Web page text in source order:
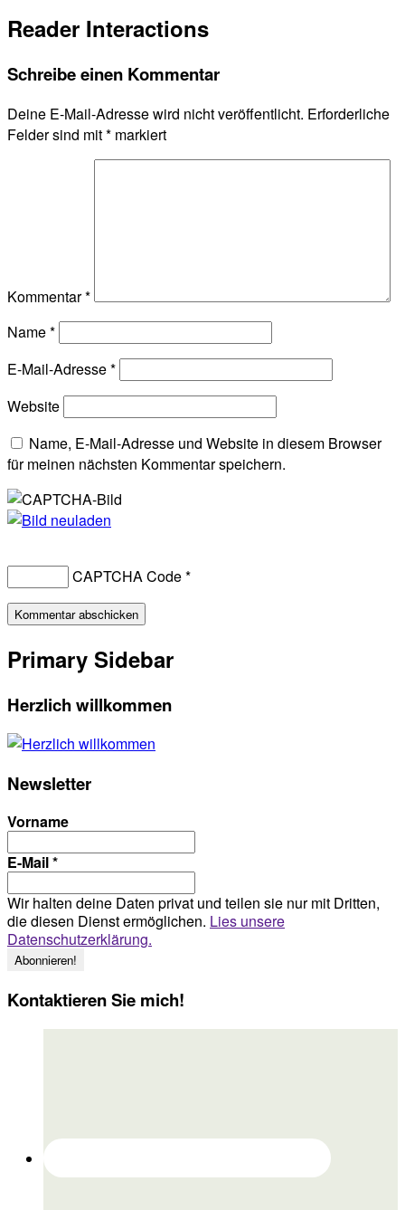
Reader Interactions
Schreibe einen Kommentar
Deine E-Mail-Adresse wird nicht veröffentlicht. Erforderliche
Felder sind mit* markiert
Kommentar*
Name*
E-Mail-Adresse*
Website
Name, E-Mail-Adresse und Website in diesem Browser
für meinen nächsten Kommentar speichern.
CAPTCHA Code*
Primary Sidebar
Herzlich willkommen
Newsletter
Vorname
E-Mail*
Wir halten deine Daten privat und teilen sie nur mit Dritten,
die diesen Dienst ermöglichen. Lies unsere
Datenschutzerklärung.
Kontaktieren Sie mich!